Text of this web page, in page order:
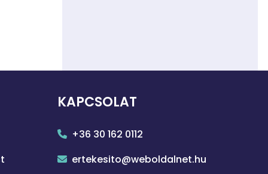
KAPCSOLAT
+36 30 162 0112
ertekesito@weboldalnet.hu